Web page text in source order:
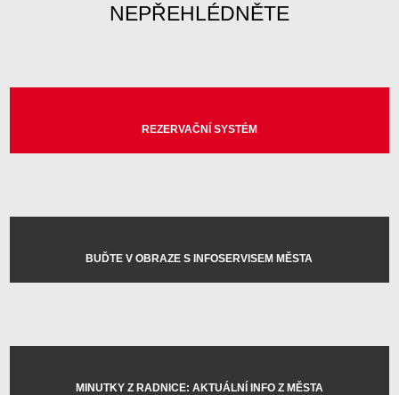
NEPŘEHLÉDNĚTE
REZERVAČNÍ SYSTÉM
BUĎTE V OBRAZE S INFOSERVISEM MĚSTA
MINUTKY Z RADNICE: AKTUÁLNÍ INFO Z MĚSTA